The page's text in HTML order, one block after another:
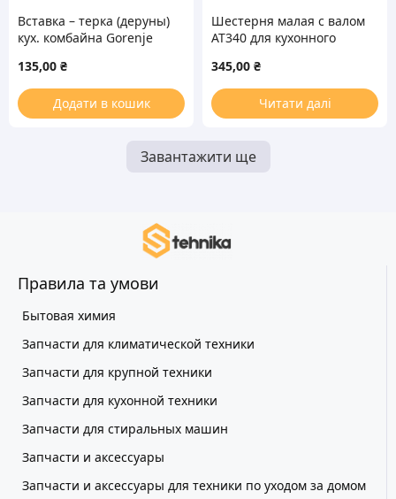
Вставка – терка (деруны)
кух. комбайна Gorenje
135,00 ₴
Додати в кошик
Шестерня малая с валом
AT340 для кухонного
KW712353
345,00 ₴
Читати далі
Завантажити ще
Правила та умови
Бытовая химия
Запчасти для климатической техники
Запчасти для крупной техники
Запчасти для кухонной техники
Запчасти для стиральных машин
Запчасти и аксессуары
Запчасти и аксессуары для техники по уходом за домом